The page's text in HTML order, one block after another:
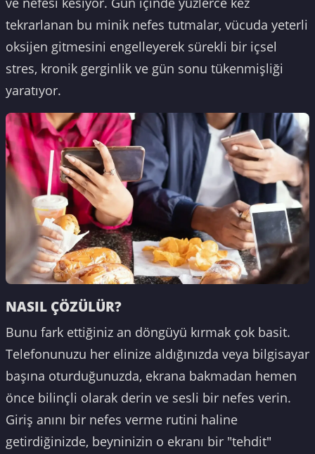
tekrarlanan bu minik nefes tutmalar, vücuda yeterli
oksijen gitmesini engelleyerek sürekli bir içsel
stres, kronik gerginlik ve gün sonu tükenmişliği
yaratıyor.
NASIL ÇÖZÜLÜR?
Bunu fark ettiğiniz an döngüyü kırmak çok basit.
Telefonunuzu her elinize aldığınızda veya bilgisayar
başına oturduğunuzda, ekrana bakmadan hemen
önce bilinçli olarak derin ve sesli bir nefes verin.
Giriş anını bir nefes verme rutini haline
getirdiğinizde, beyninizin o ekranı bir "tehdit"